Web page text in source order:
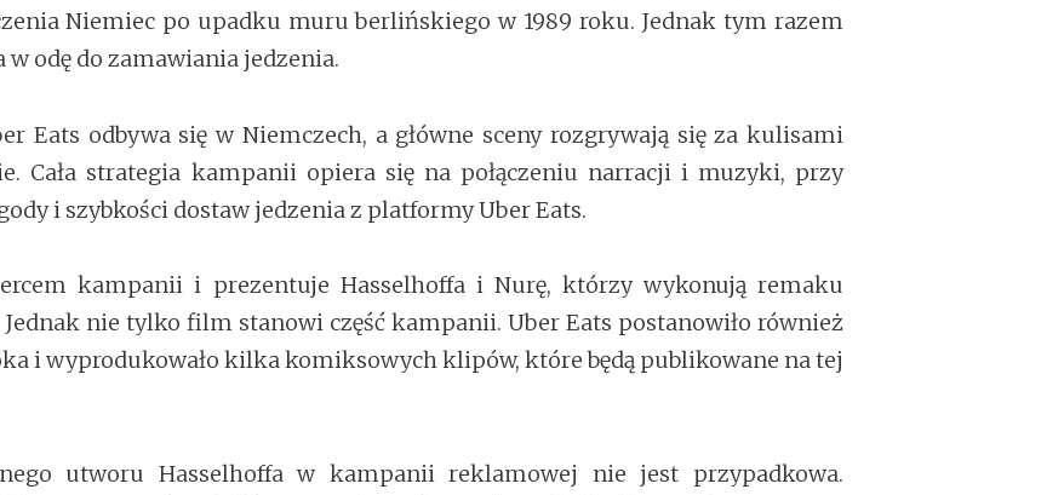
Niemiec po upadku muru berlińskiego w 1989 roku. Jednak tym razem
w odę do zamawiania jedzenia.
Eats odbywa się w Niemczech, a główne sceny rozgrywają się za kulisami
Cała strategia kampanii opiera się na połączeniu narracji i muzyki, przy
i szybkości dostaw jedzenia z platformy Uber Eats.
kampanii i prezentuje Hasselhoffa i Nurę, którzy wykonują remaku
nie tylko film stanowi część kampanii. Uber Eats postanowiło również
i wyprodukowało kilka komiksowych klipów, które będą publikowane na tej
utworu Hasselhoffa w kampanii reklamowej nie jest przypadkowa.